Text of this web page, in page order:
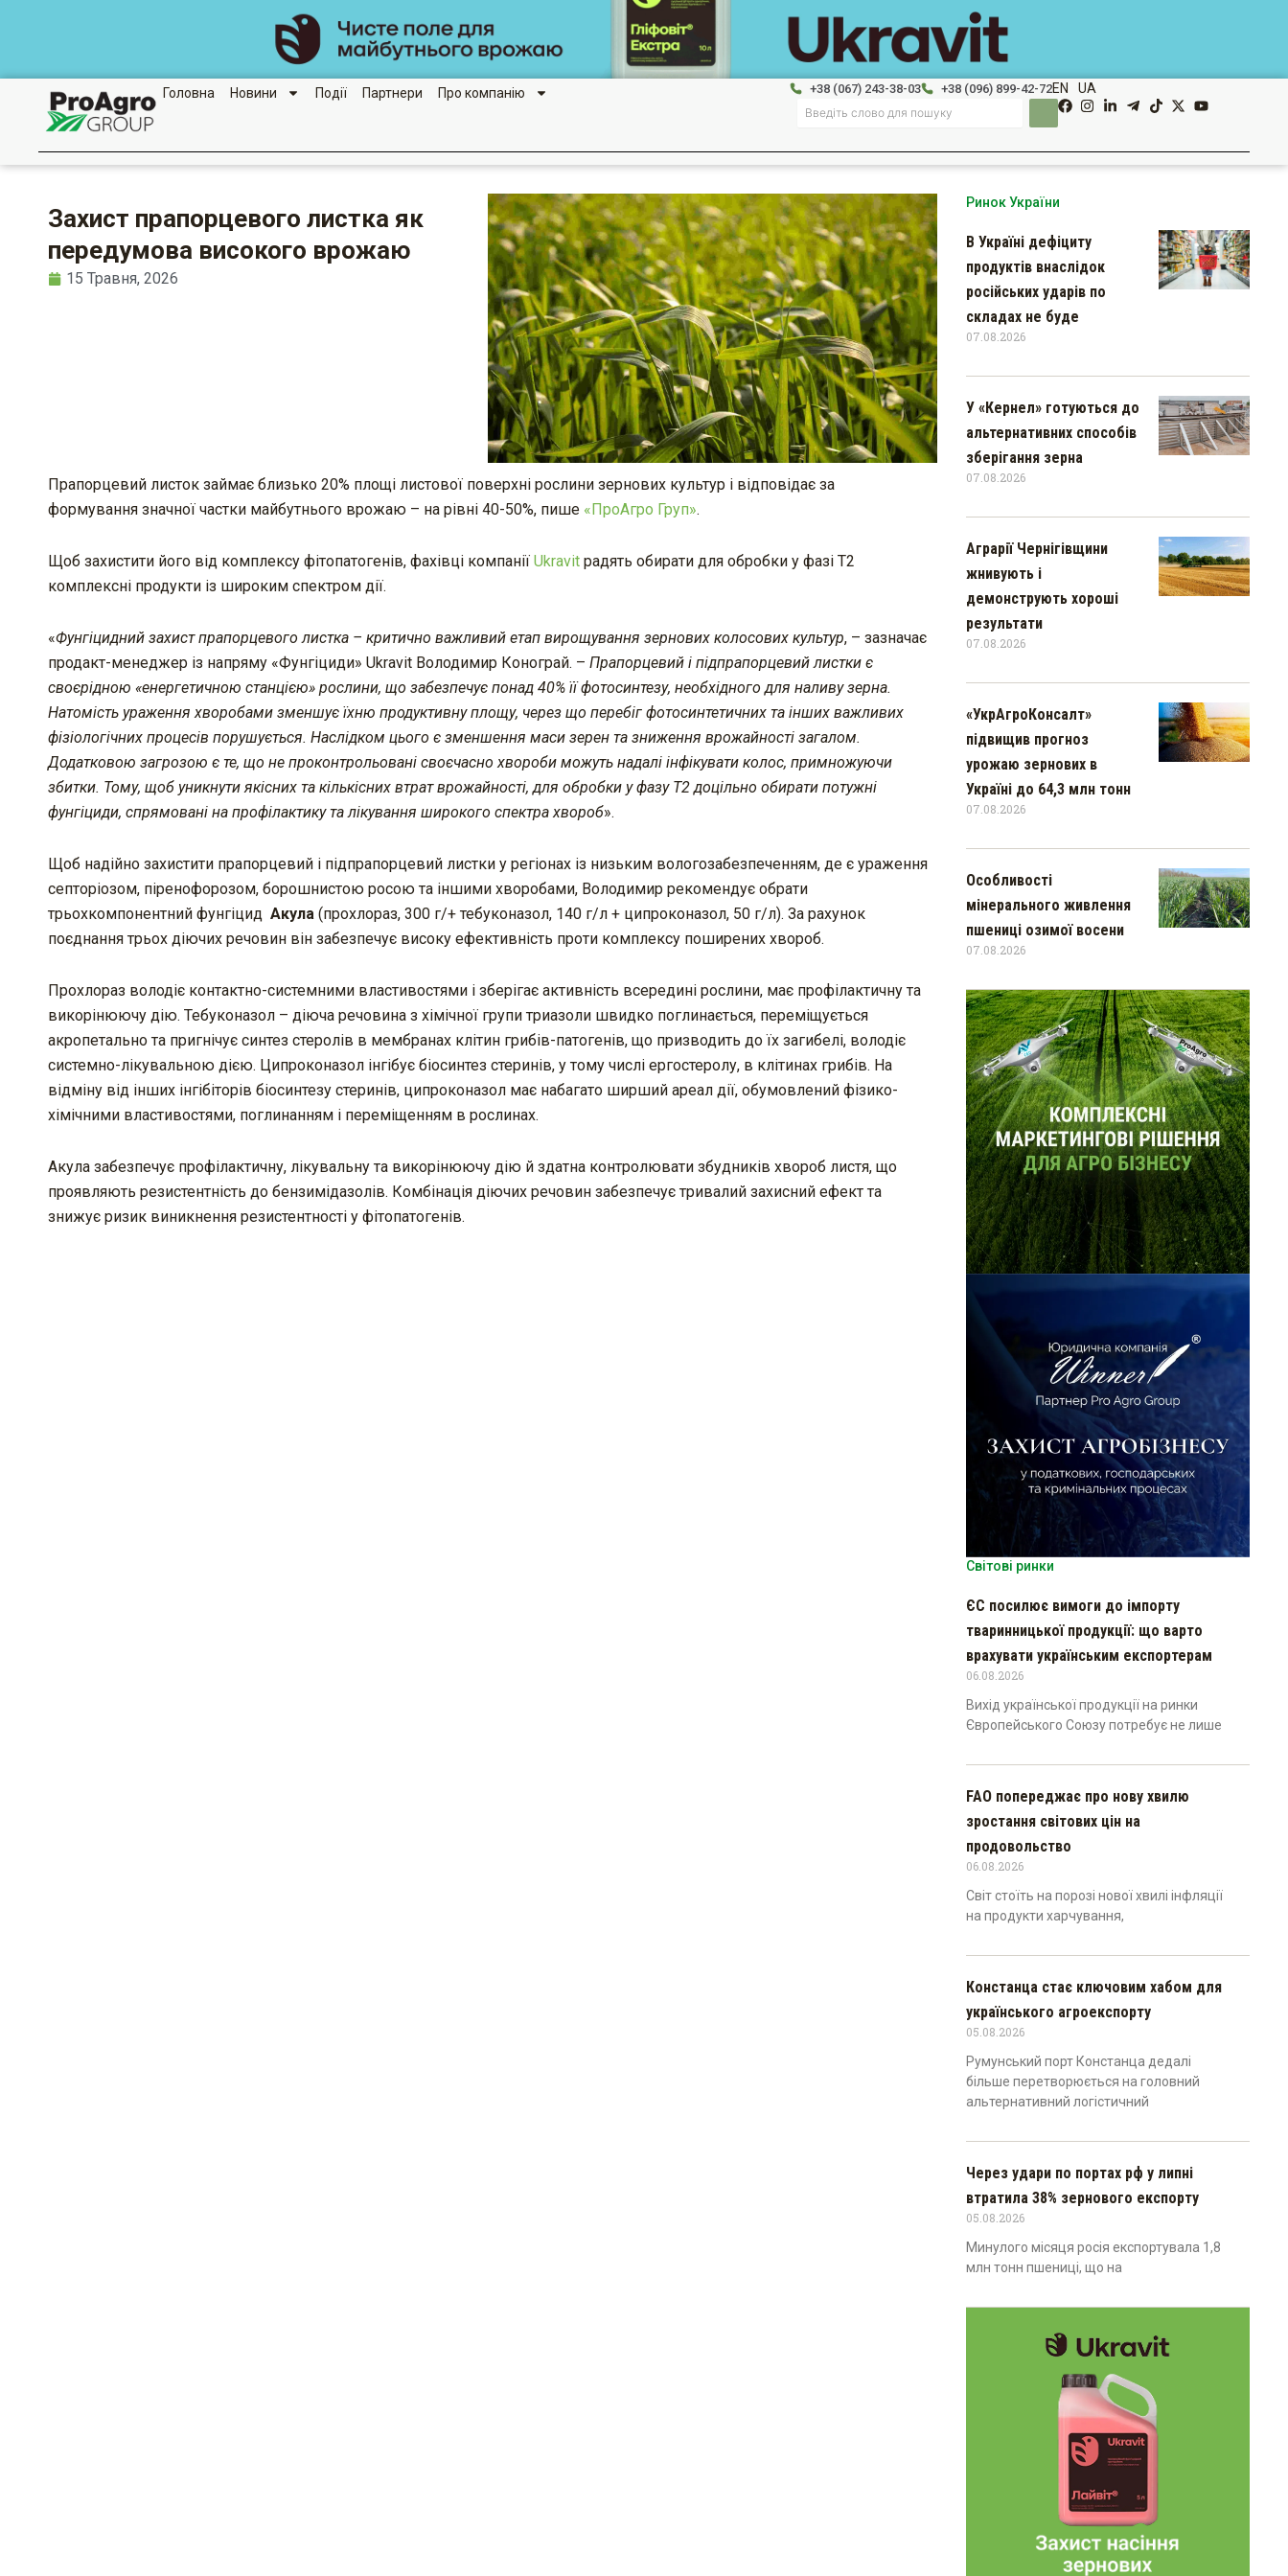
Головна Новини Події Партнери Про компанію +38 (067) 243-38-03 +38 (096) 899-42-72EN UA
Search
Захист прапорцевого листка як
передумова високого врожаю
15 Травня, 2026
Прапорцевий листок займає близько 20% площі листової поверхні рослини зернових культур і відповідає за
формування значної частки майбутнього врожаю – на рівні 40-50%, пише «ПроАгро Груп».
Щоб захистити його від комплексу фітопатогенів, фахівці компанії Ukravit радять обирати для обробки у фазі Т2
комплексні продукти із широким спектром дії.
«Фунгіцидний захист прапорцевого листка – критично важливий етап вирощування зернових колосових культур, – зазначає
продакт-менеджер із напряму «Фунгіциди» Ukravit Володимир Конограй. – Прапорцевий і підпрапорцевийлистки є
своєрідною «енергетичною станцією» рослини, що забезпечує понад 40% її фотосинтезу, необхідного для наливу зерна.
Натомість ураження хворобами зменшує їхню продуктивнуплощу, через що перебіг фотосинтетичних та інших важливих
фізіологічних процесів порушується. Наслідком цього є зменшення маси зерен та зниження врожайності загалом.
Додатковою загрозою є те, що не проконтрольовані своєчасно хвороби можуть надалі інфікувати колос, примножуючи
збитки. Тому, щоб уникнутиякісних та кількісних втратврожайності, для обробки у фазу Т2 доцільно обирати потужні
фунгіциди, спрямовані на профілактику та лікування широкого спектрахвороб».
Щоб надійно захистити прапорцевий і підпрапорцевий листки у регіонах із низьким вологозабезпеченням, де є ураження
септоріозом, піренофорозом, борошнистою росою та іншими хворобами, Володимир рекомендує обрати
трьохкомпонентний фунгіцид Акула (прохлораз, 300 г/+ тебуконазол, 140 г/л + ципроконазол, 50 г/л). За рахунок
поєднання трьох діючих речовин він забезпечує високу ефективність проти комплексу поширених хвороб.
Прохлораз володіє контактно-системними властивостями і зберігає активність всередині рослини, має профілактичну та
викорінюючу дію. Тебуконазол – діюча речовина з хімічної групи триазоли швидко поглинається, переміщується
акропетально та пригнічує синтез стеролів в мембранах клітин грибів-патогенів, що призводить до їх загибелі, володіє
системно-лікувальною дією. Ципроконазол інгібує біосинтез стеринів, у тому числі ергостеролу, в клітинах грибів. На
відміну від інших інгібіторів біосинтезу стеринів, ципроконазол має набагато ширший ареал дії, обумовлений фізико-
хімічними властивостями, поглинанням і переміщенням в рослинах.
Акула забезпечує профілактичну, лікувальну та викорінюючу дію й здатна контролювати збудників хвороб листя, що
проявляють резистентність до бензимідазолів. Комбінація діючих речовин забезпечує тривалий захисний ефект та
знижує ризик виникнення резистентності у фітопатогенів.
Ринок України
В Україні дефіциту
продуктів внаслідок
російських ударів по
складах не буде
07.08.2026
У «Кернел» готуються до
альтернативних способів
зберігання зерна
07.08.2026
Аграрії Чернігівщини
жнивують і
демонструють хороші
результати
07.08.2026
«УкрАгроКонсалт»
підвищив прогноз
урожаю зернових в
Україні до 64,3 млн тонн
07.08.2026
Особливості
мінерального живлення
пшениці озимої восени
07.08.2026
Світові ринки
ЄС посилює вимоги до імпорту
тваринницької продукції: що варто
врахувати українським експортерам
06.08.2026
Вихід української продукції на ринки
Європейського Союзу потребує не лише
FAO попереджає про нову хвилю
зростання світових цін на
продовольство
06.08.2026
Світ стоїть на порозі нової хвилі інфляції
на продукти харчування,
Констанца стає ключовим хабом для
українського агроекспорту
05.08.2026
Румунський порт Констанца дедалі
більше перетворюється на головний
альтернативний логістичний
Через удари по портах рф у липні
втратила 38% зернового експорту
05.08.2026
Минулого місяця росія експортувала 1,8
млн тонн пшениці, що на